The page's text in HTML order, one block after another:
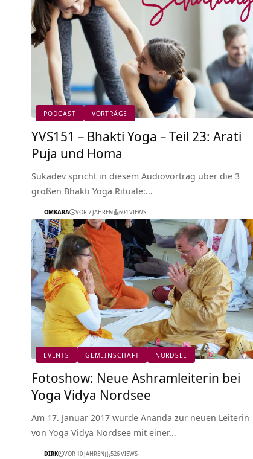
PODCAST VORTRÄGE
YVS151 – Bhakti Yoga – Teil 23: Arati
Puja und Homa
Sukadev spricht in diesem Audiovortrag über die 3
großen Bhakti Yoga Rituale:…
OMKARA VOR 7 JAHREN 604 VIEWS
EVENTS GEMEINSCHAFT NORDSEE
Fotoshow: Neue Ashramleiterin bei
Yoga Vidya Nordsee
Am 17. Januar 2017 wurde Ananda zur neuen Leiterin
von Yoga Vidya Nordsee mit einer…
DIRK VOR 10 JAHREN 526 VIEWS